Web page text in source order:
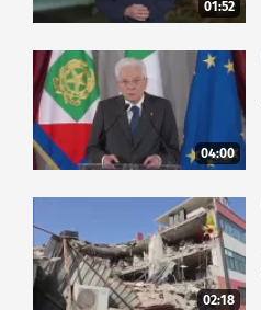
01:52
04:00
02:18